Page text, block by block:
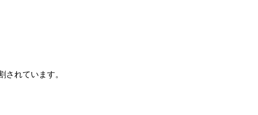
れています。